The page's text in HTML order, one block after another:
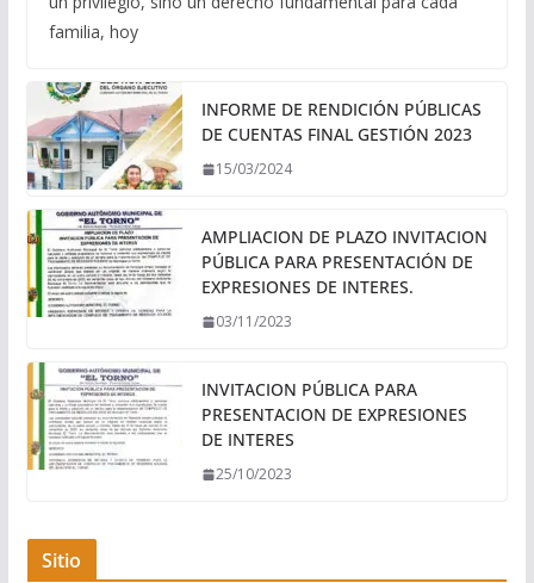
familia, hoy
INFORME DE RENDICIÓN PÚBLICAS
DE CUENTAS FINAL GESTIÓN 2023
15/03/2024
AMPLIACION DE PLAZO INVITACION
PÚBLICA PARA PRESENTACIÓN DE
EXPRESIONES DE INTERES.
03/11/2023
INVITACION PÚBLICA PARA
PRESENTACION DE EXPRESIONES
DE INTERES
25/10/2023
Sitio